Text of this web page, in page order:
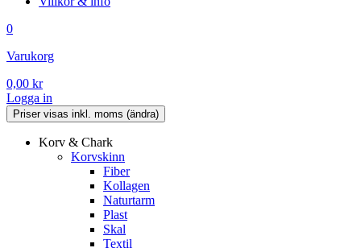
0
Varukorg
0,00 kr
Logga in
Korv & Chark
Korvskinn
Fiber
Kollagen
Naturtarm
Plast
Skal
Textil